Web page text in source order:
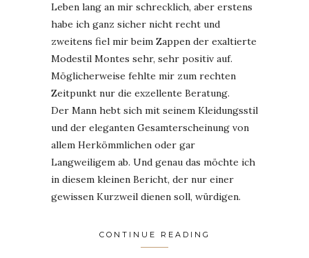
Leben lang an mir schrecklich, aber erstens
habe ich ganz sicher nicht recht und
zweitens fiel mir beim Zappen der exaltierte
Modestil Montes sehr, sehr positiv auf.
Möglicherweise fehlte mir zum rechten
Zeitpunkt nur die exzellente Beratung.
Der Mann hebt sich mit seinem Kleidungsstil
und der eleganten Gesamterscheinung von
allem Herkömmlichen oder gar
Langweiligem ab. Und genau das möchte ich
in diesem kleinen Bericht, der nur einer
gewissen Kurzweil dienen soll, würdigen.
CONTINUE READING